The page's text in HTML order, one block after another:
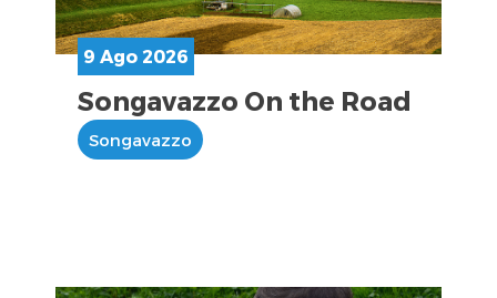
9 Ago 2026
Songavazzo On the Road
Songavazzo